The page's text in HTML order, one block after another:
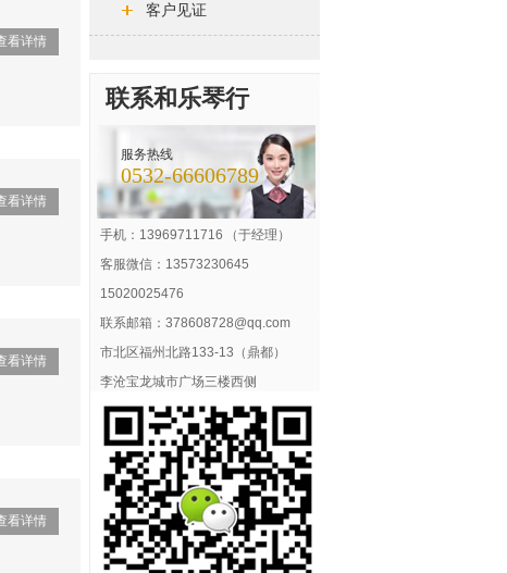
看详情
看详情
看详情
看详情
客户见证
联系和乐琴行
服务热线
0532-66606789
手机：13969711716 （于经理）
客服微信：13573230645
15020025476
联系邮箱：378608728@qq.com
市北区福州北路133-13（鼎都）
李沧宝龙城市广场三楼西侧